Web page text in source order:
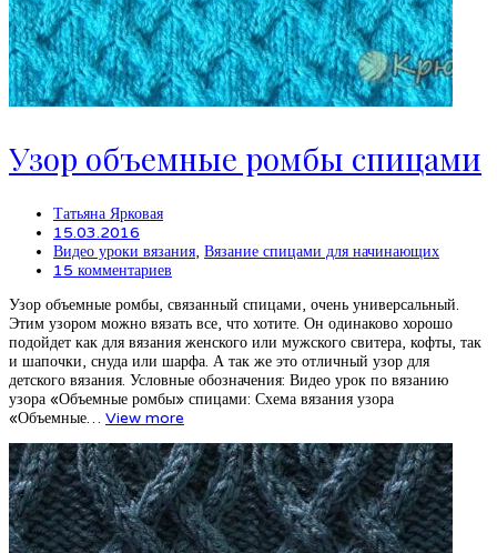
Узор объемные ромбы спицами
Татьяна Ярковая
15.03.2016
Видео уроки вязания, Вязание спицами для начинающих
15 комментариев
Узор объемные ромбы, связанный спицами, очень универсальный.
Этим узором можно вязать все, что хотите. Он одинаково хорошо
подойдет как для вязания женского или мужского свитера, кофты, так
и шапочки, снуда или шарфа. А так же это отличный узор для
детского вязания. Условные обозначения: Видео урок по вязанию
узора «Объемные ромбы» спицами: Схема вязания узора
«Объемные… View more